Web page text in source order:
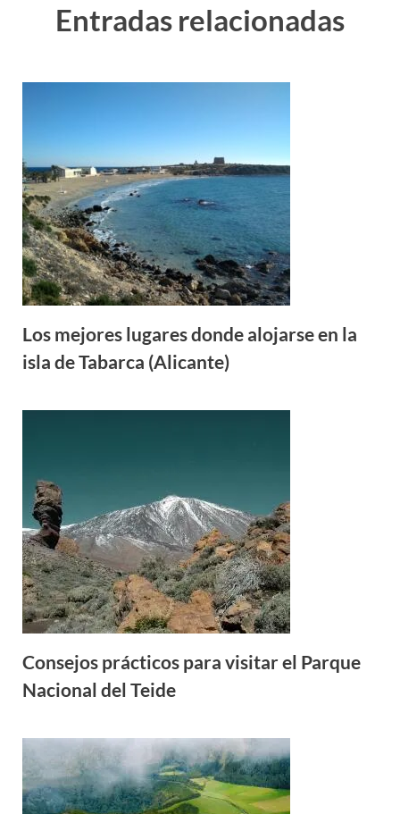
Entradas relacionadas
Los mejores lugares donde alojarse en la
isla de Tabarca (Alicante)
Consejos prácticos para visitar el Parque
Nacional del Teide